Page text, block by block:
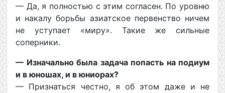
— Да, я полностью с этим согласен. По уровню
и накалу борьбы азиатское первенство ничем
не уступает «миру». Такие же сильные
соперники.
— Изначально была задача попасть на подиум
и в юношах, и в юниорах?
— Признаться честно, я об этом даже и не